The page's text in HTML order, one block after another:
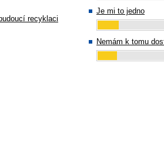
recyklaci
Je mi to jedno
Nemám k tomu